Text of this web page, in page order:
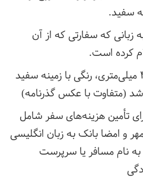
زبانی که سفارتی که از آن
کرده است.
35*45 میلی‌متری، رنگی با زمینه سفید
تأمین هزینه‌های سفر شامل
و امضا بانک به زبان انگلیسی
نام مسافر یا سرپرست